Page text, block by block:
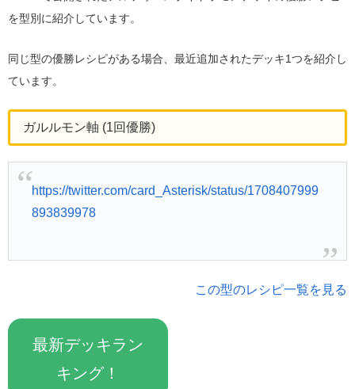
を型別に紹介しています。
同じ型の優勝レシピがある場合、最近追加されたデッキ1つを紹介し
ています。
ガルルモン軸 (1回優勝)
https://twitter.com/card_Asterisk/status/1708407999
893839978
この型のレシピ一覧を見る
最新デッキラン
キング！